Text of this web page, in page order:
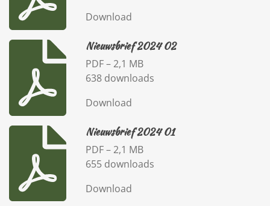
Download
Nieuwsbrief 2024 02
PDF – 2,1 MB
638 downloads
Download
Nieuwsbrief 2024 01
PDF – 2,1 MB
655 downloads
Download